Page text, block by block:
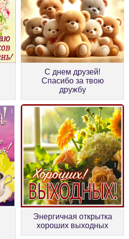
С днем друзей!
Спасибо за твою
дружбу
Энергичная открытка
хороших выходных